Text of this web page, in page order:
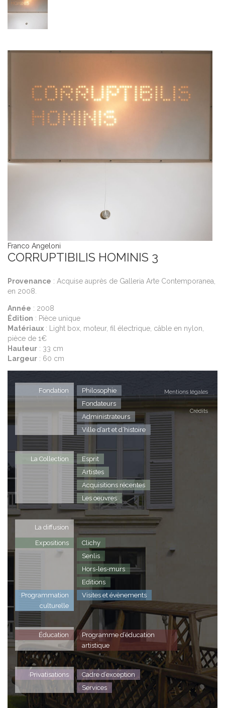
Franco Angeloni
CORRUPTIBILIS HOMINIS 3
Provenance : Acquise auprès de Galleria Arte Contemporanea,
en 2008.
Année : 2008
Édition : Pièce unique
Matériaux : Light box, moteur, fil électrique, câble en nylon,
pièce de 1€
Hauteur : 33 cm
Largeur : 60 cm
Mentions légales
Crédits
Fondation
Philosophie
Fondateurs
Administrateurs
Ville d’art et d’histoire
La Collection
Esprit
Artistes
Acquisitions récentes
Les oeuvres
La diffusion
Expositions
Clichy
Senlis
Hors-les-murs
Editions
Programmation
culturelle
Visites et évènements
Éducation
Programme d’éducation
artistique
Privatisations
Cadre d’exception
Services